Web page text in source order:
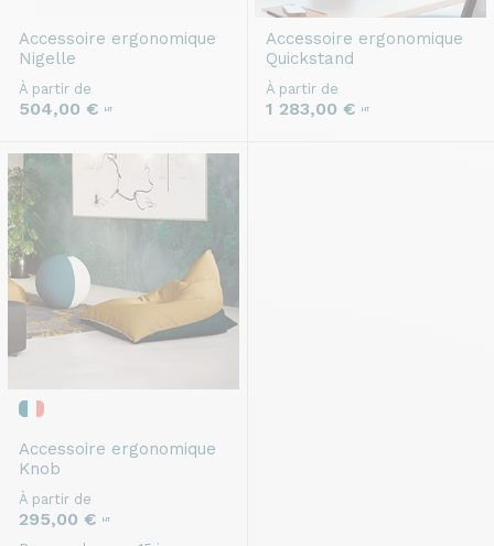
Accessoire ergonomique
Nigelle
À partir de
504,00 € HT
Accessoire ergonomique
Quickstand
À partir de
1 283,00 € HT
Accessoire ergonomique
Knob
À partir de
295,00 € HT